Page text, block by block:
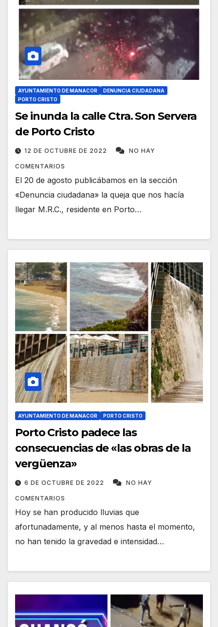
AYUNTAMIENTO DE MANACOR
DENUNCIA CIUDADANA
PORTO CRISTO
Se inunda la calle Ctra. Son Servera
de Porto Cristo
12 DE OCTUBRE DE 2022 NO HAY
COMENTARIOS
El 20 de agosto publicábamos en la sección
«Denuncia ciudadana» la queja que nos hacía
llegar M.R.C., residente en Porto…
AYUNTAMIENTO DE MANACOR PORTO CRISTO
Porto Cristo padece las
consecuencias de «las obras de la
vergüenza»
6 DE OCTUBRE DE 2022 NO HAY
COMENTARIOS
Hoy se han producido lluvias que
afortunadamente, y al menos hasta el momento,
no han tenido la gravedad e intensidad…